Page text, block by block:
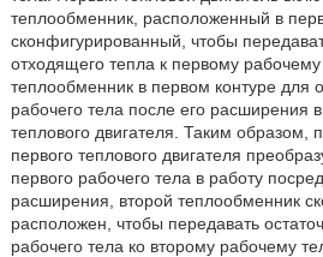
теплообменник, расположенный в
сконфигурированный, чтобы
отходящего тепла к первому рабочему
теплообменник в первом контуре для
рабочего тела после его расширения
теплового двигателя. Таким образом,
первого теплового двигателя
первого рабочего тела в работу
расширения, второй теплообменник
расположен, чтобы передавать
рабочего тела ко второму рабочему